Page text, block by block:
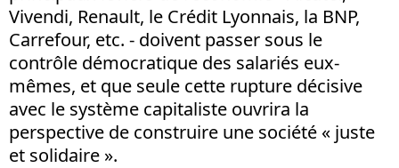
Vivendi, Renault, le Crédit Lyonnais, la BNP,
Carrefour, etc. - doivent passer sous le
contrôle démocratique des salariés eux-
mêmes, et que seule cette rupture décisive
avec le système capitaliste ouvrira la
perspective de construire une société « juste
et solidaire ».